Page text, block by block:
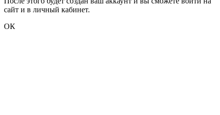
сайт и в личный кабинет.
ОК